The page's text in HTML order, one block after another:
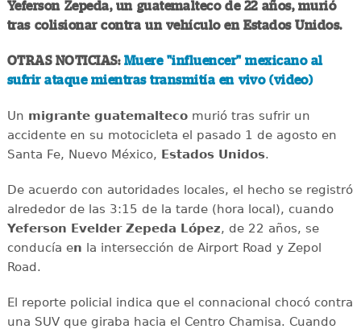
Yeferson Zepeda, un guatemalteco de 22 años, murió
tras colisionar contra un vehículo en Estados Unidos.
OTRAS NOTICIAS: Muere "influencer" mexicano al
sufrir ataque mientras transmitía en vivo (video)
Un migrante guatemaltecomurió tras sufrir un
accidente en su motocicleta el pasado 1 de agosto en
Santa Fe, Nuevo México, Estados Unidos.
De acuerdo con autoridades locales, el hecho se registró
alrededor de las 3:15 de la tarde (hora local), cuando
Yeferson Evelder Zepeda López, de 22 años, se
conducía en la intersección de Airport Road y Zepol
Road.
El reporte policial indica que el connacional chocó contra
una SUV que giraba hacia el Centro Chamisa. Cuando